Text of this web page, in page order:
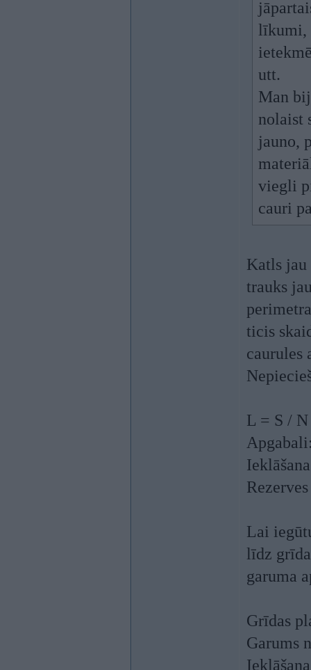
līkumi,
utt.
Man
nolaist
jauno,
viegli
cauri
Katls jau
trauks
ticis
caurules
L = S /
Lai
līdz
garuma
Grīdas
Garums